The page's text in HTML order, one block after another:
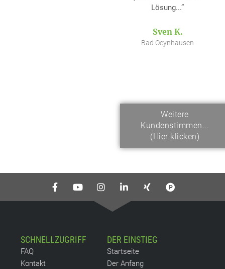
Lösung...”
Sven K.
Bad Oeynhausen
Weitere
Kundenstimmen...
(Hier klicken)
SCHNELLZUGRIFF
FAQ
Kontakt
DER EINSTIEG
Startseite
Der Anfang